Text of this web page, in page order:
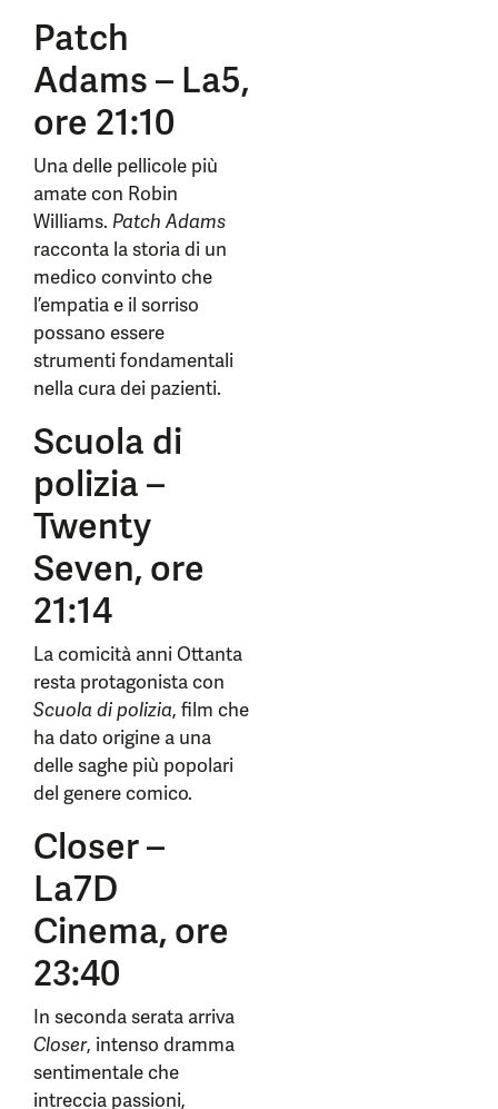
Patch
Adams – La5,
ore 21:10
Una delle pellicole più
amate con Robin
Williams. Patch Adams
racconta la storia di un
medico convinto che
l’empatia e il sorriso
possano essere
strumenti fondamentali
nella cura dei pazienti.
Scuola di
polizia –
Twenty
Seven, ore
21:14
La comicità anni Ottanta
resta protagonista con
Scuola di polizia, film che
ha dato origine a una
delle saghe più popolari
del genere comico.
Closer –
La7D
Cinema, ore
23:40
In seconda serata arriva
Closer, intenso dramma
sentimentale che
intreccia passioni,